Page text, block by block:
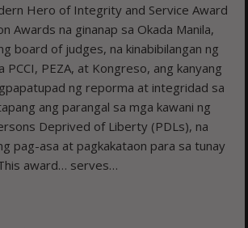
Hero of Integrity and Service Award
Awards na ginanap sa Okada Manila,
board of judges, na kinabibilangan ng
PCCI, PEZA, at Kongreso, ang kanyang
ng reporma at integridad sa
ang parangal sa mga kawani ng
Deprived of Liberty (PDLs), na
pag-asa at pagkakataon para sa tunay
award… serves…